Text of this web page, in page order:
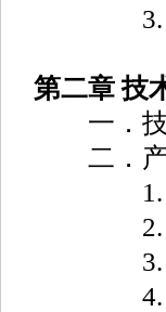
3. 外
第二章 技
一．技
二．产
1. 主
2. 产
3. 正在
4. 研